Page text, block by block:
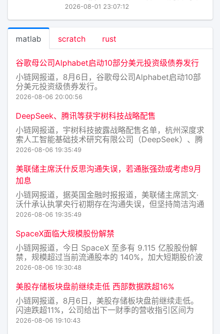
天，新项目层出不穷，而 HER币 与
一个致力于构建去中心化AI计算网络的
生态体系。下面，我将用通俗的
2026-08-01 23:07:12
matlab scratch rust
谷歌母公司Alphabet启动10部分美元投资级债券发行
小链网报道，8月6日，谷歌母公司Alphabet启动10部
分美元投资级债券发行。
2026-08-06 20:00:56
DeepSeek、腾讯等获宇树科技战略配售
小链网报道，宇树科技披露战略配售名单，杭州深度求
索人工智能基础技术研究有限公司（DeepSeek）、腾
讯旗下上海启善投资有限公司作为“与发行人经营业务
企业”入围。这一序列的战略配售投资者还包括中国石
油集团昆仑
2026-08-06 19:35:49
美联储主席沃什反思沟通失误，若通胀强劲或考虑9月
加息
小链网报道，据英国金融时报报道，美联储主席凯文·
沃什承认执掌央行初期存在沟通失误，但坚持简洁沟通
风格。若未来几周通胀数据强劲，美联储主席凯文·沃
出缩减6.7万亿美元资产负债表的可能性，但利率仍是
主要政策工具
2026-08-06 19:35:49
SpaceX面临大规模股份解禁
小链网报道，今日 SpaceX 至多有 9.115 亿股股份解
禁，规模超过当前流通股本的 140%，加大短期股价波
动风险。尽管营收超出预期，还意外实现人工智能业务
日以及 20 天后还将迎来多轮解禁，
2026-08-06 19:30:48
美股存储板块盘前继续走低 西部数据跌超16%
小链网报道，8月6日，美股存储板块盘前继续走低。
闪迪跌超11%，公司给出下一财季的营收指引区间为
103亿至108亿美元，不及市场预期。西部数据跌超
2026-08-06 19:10:43